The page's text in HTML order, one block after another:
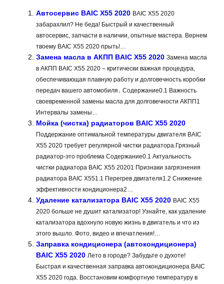
Автосервис BAIC X55 2020 BAIC X55 2020
забарахлил? Не беда! Быстрый и качественный
автосервис, запчасти в наличии, опытные мастера. Вернем
твоему BAIC X55 2020 прыть!…
Замена масла в АКПП BAIC X55 2020 Замена масла
в АКПП BAIC X55 2020 – критически важная процедура,
обеспечивающая плавную работу и долговечность коробки
передач вашего автомобиля․ Содержание0.1 Важность
своевременной замены масла для долговечности АКПП1
Интервалы замены…
Мойка (чистка) радиаторов BAIC X55 2020
Поддержание оптимальной температуры двигателя BAIC
X55 2020 требует регулярной чистки радиатора.Грязный
радиатор-это проблема Содержание0.1 Актуальность
чистки радиатора BAIC X55 20201 Признаки загрязнения
радиатора BAIC X551.1 Перегрев двигателя1.2 Снижение
эффективности кондиционера2…
Удаление катализатора BAIC X55 2020 BAIC X55
2020 больше не душит катализатор! Узнайте, как удаление
катализатора вдохнуло новую жизнь в двигатель и что из
этого вышло. Фото, видео и впечатления!…
Заправка кондиционера (автокондиционера)
BAIC X55 2020 Лето в городе? Забудьте о духоте!
Быстрая и качественная заправка автокондиционера BAIC
X55 2020 года. Восстановим комфортную температуру в